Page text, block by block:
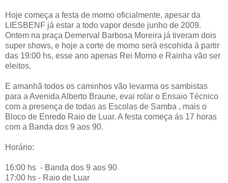
Hoje começa a festa de momo oficialmente, apesar da
LIESBENF já estar a todo vapor desde junho de 2009.
Ontem na praça Demerval Barbosa Moreira já tiveram dois
super shows, e hoje a corte de momo será escohida á partir
das 19:00 hs, esse ano apenas Rei Momo e Rainha vão ser
eleitos.
E amanhã todos os caminhos vão levarma os sambistas
para a Avenida Alberto Braune, evai rolar o Ensaio Técnico
com a presença de todas as Escolas de Samba , mais o
Bloco de Enredo Raio de Luar. A festa começa ás 17 horas
com a Banda dos 9 aos 90.
Horário:
16:00 hs - Banda dos 9 aos 90
17:00 hs - Raio de Luar